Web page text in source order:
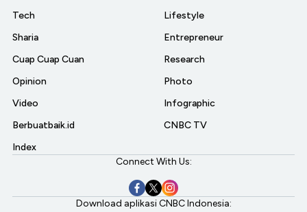
Tech
Sharia
Cuap Cuap Cuan
Opinion
Video
Berbuatbaik.id
Index
Lifestyle
Entrepreneur
Research
Photo
Infographic
CNBC TV
Connect With Us:
Download aplikasi CNBC Indonesia: